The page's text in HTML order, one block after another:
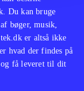
Du kan bruge
bøger, musik,
er altså ikke
hvad der findes på
få leveret til dit